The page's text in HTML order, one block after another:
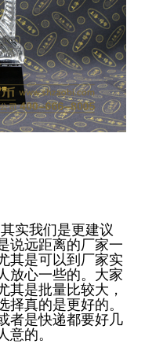
实我们是更建议
说远距离的厂家一
其是可以到厂家实
放心一些的。大家
其是批量比较大，
择真的是更好的。
者是快递都要好几
意的。